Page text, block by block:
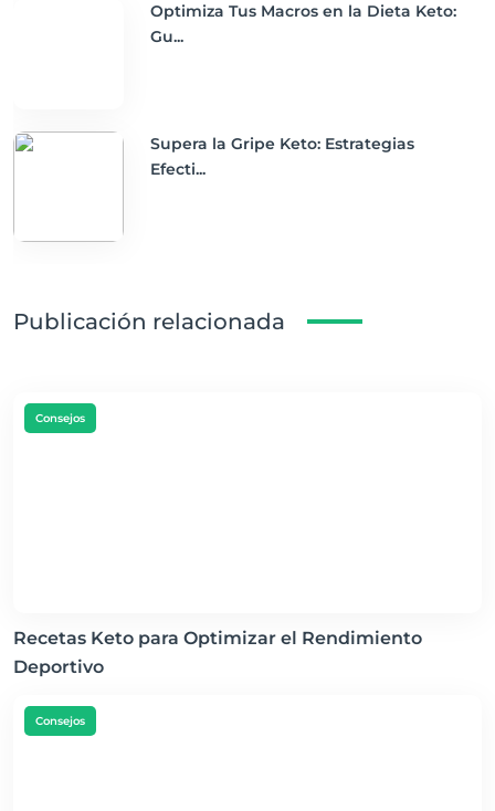
Optimiza Tus Macros en la Dieta Keto:
Gu...
Supera la Gripe Keto: Estrategias
Efecti...
Publicación relacionada
Consejos
Recetas Keto para Optimizar el Rendimiento
Deportivo
Consejos